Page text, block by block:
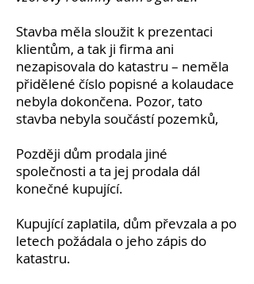
Stavba měla sloužit k prezentaci
klientům, a tak ji firma ani
nezapisovala do katastru – neměla
přidělené číslo popisné a kolaudace
nebyla dokončena. Pozor, tato
stavba nebyla součástí pozemků,
Později dům prodala jiné
společnosti a ta jej prodala dál
konečné kupující.
Kupující zaplatila, dům převzala a po
letech požádala o jeho zápis do
katastru.